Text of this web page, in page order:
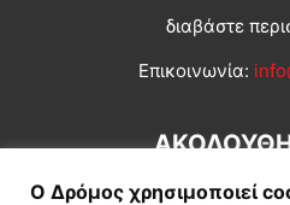
διαβάστε
Επικοινωνία:
Ο Δρόμος χρησιμοποιεί